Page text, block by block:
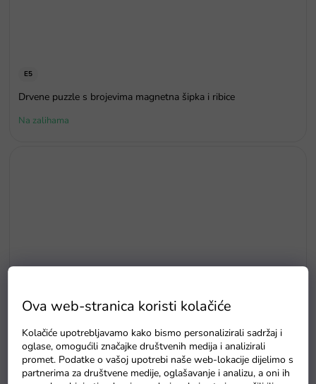
Ova web-stranica koristi kolačiće
Kolačiće upotrebljavamo kako bismo personalizirali sadržaj i
oglase, omogućili značajke društvenih medija i analizirali
promet. Podatke o vašoj upotrebi naše web-lokacije dijelimo s
partnerima za društvene medije, oglašavanje i analizu, a oni ih
E5
Drvene puzzle s brojevima magnetna šipka i ribice
Na zalihama
Traktor s prikolicom 65 cm